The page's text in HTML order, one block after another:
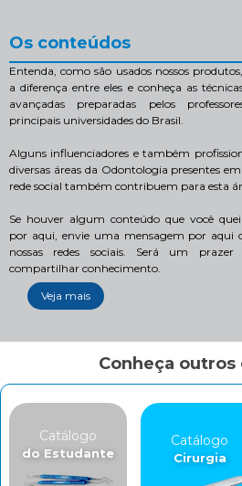
Os conteúdos
Entenda, como são usados nossos
a diferença entre eles e conheça as
avançadas preparadas pelos
principais universidades do Brasil.
Alguns influenciadores e também
diversas áreas da Odontologia presentes em
rede social também contribuem para esta
Se houver algum conteúdo que você
por aqui, envie uma mensagem por aqui
nossas redes sociais. Será um prazer
compartilhar conhecimento.
Veja mais
Conheça outros
Catálogo
do Estudante
Catálogo
Cirurgia